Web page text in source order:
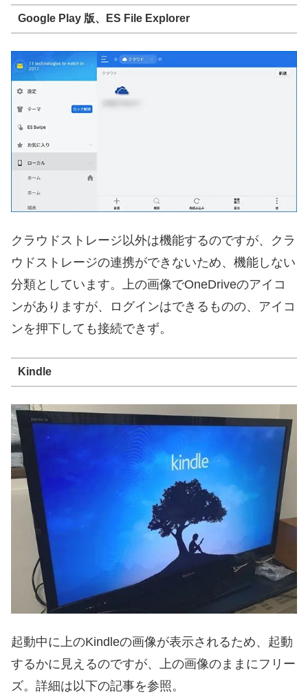
Google Play 版、ES File Explorer
クラウドストレージ以外は機能するのですが、クラ
ウドストレージの連携ができないため、機能しない
分類としています。上の画像でOneDriveのアイコ
ンがありますが、ログインはできるものの、アイコ
ンを押下しても接続できず。
Kindle
起動中に上のKindleの画像が表示されるため、起動
するかに見えるのですが、上の画像のままにフリー
ズ。詳細は以下の記事を参照。